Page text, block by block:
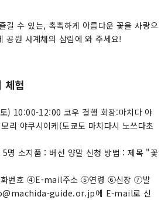
길 수 있는, 촉촉하게 아름다운 꽃을 사랑으
공원 사계채의 삼림에 와 주세요!
체험
) 10:00-12:00 코우 결행 회장:마치다 야
리 야쿠시이케(도쿄도 마치다시 노쓰다초
명 소지품 : 버선 양말 신청 방법 : 제목 "꽃
번호 ④E-mail주소 ⑤연령 ⑥신장 ⑦발
guide.or.jp에 E-mail로 신